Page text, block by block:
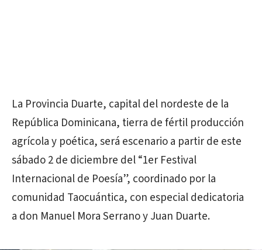
La Provincia Duarte, capital del nordeste de la
República Dominicana, tierra de fértil producción
agrícola y poética, será escenario a partir de este
sábado 2 de diciembre del “1er Festival
Internacional de Poesía”, coordinado por la
comunidad Taocuántica, con especial dedicatoria
a don Manuel Mora Serrano y Juan Duarte.